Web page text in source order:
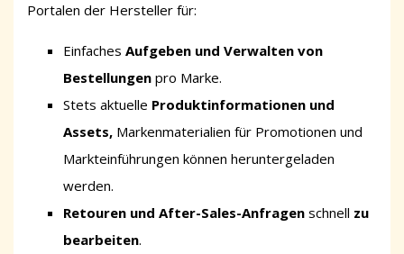
Portalen der Hersteller für:
Einfaches Aufgeben und Verwalten von
Bestellungen pro Marke.
Stets aktuelle Produktinformationen und
Assets, Markenmaterialien für Promotionen und
Markteinführungen können heruntergeladen
werden.
Retouren und After-Sales-Anfragen schnell zu
bearbeiten.